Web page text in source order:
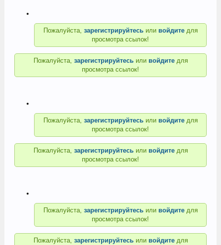
Пожалуйста, зарегистрируйтесьили войдите для
просмотра ссылок!
Пожалуйста, зарегистрируйтесьили войдите для
просмотра ссылок!
Пожалуйста, зарегистрируйтесьили войдите для
просмотра ссылок!
Пожалуйста, зарегистрируйтесьили войдите для
просмотра ссылок!
Пожалуйста, зарегистрируйтесьили войдите для
просмотра ссылок!
Пожалуйста, зарегистрируйтесьили войдите для